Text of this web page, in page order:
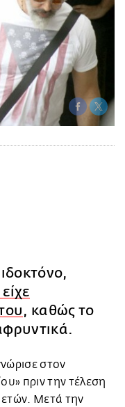
, καθώς το
στον
πριν την τέλεση
ετών. Μετά την